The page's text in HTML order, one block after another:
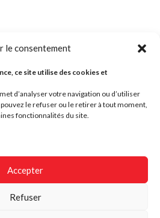
le consentement
ce site utilise des cookies et
d’analyser votre navigation ou d’utiliser
le refuser ou le retirer à tout moment,
fonctionnalités du site.
Accepter
Refuser